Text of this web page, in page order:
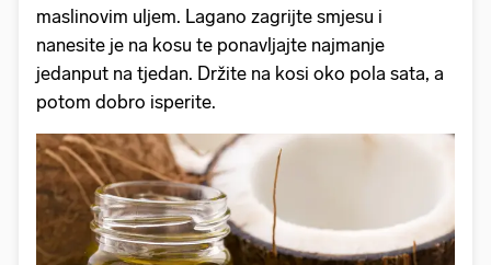
maslinovim uljem. Lagano zagrijte smjesu i
nanesite je na kosu te ponavljajte najmanje
jedanput na tjedan. Držite na kosi oko pola sata, a
potom dobro isperite.